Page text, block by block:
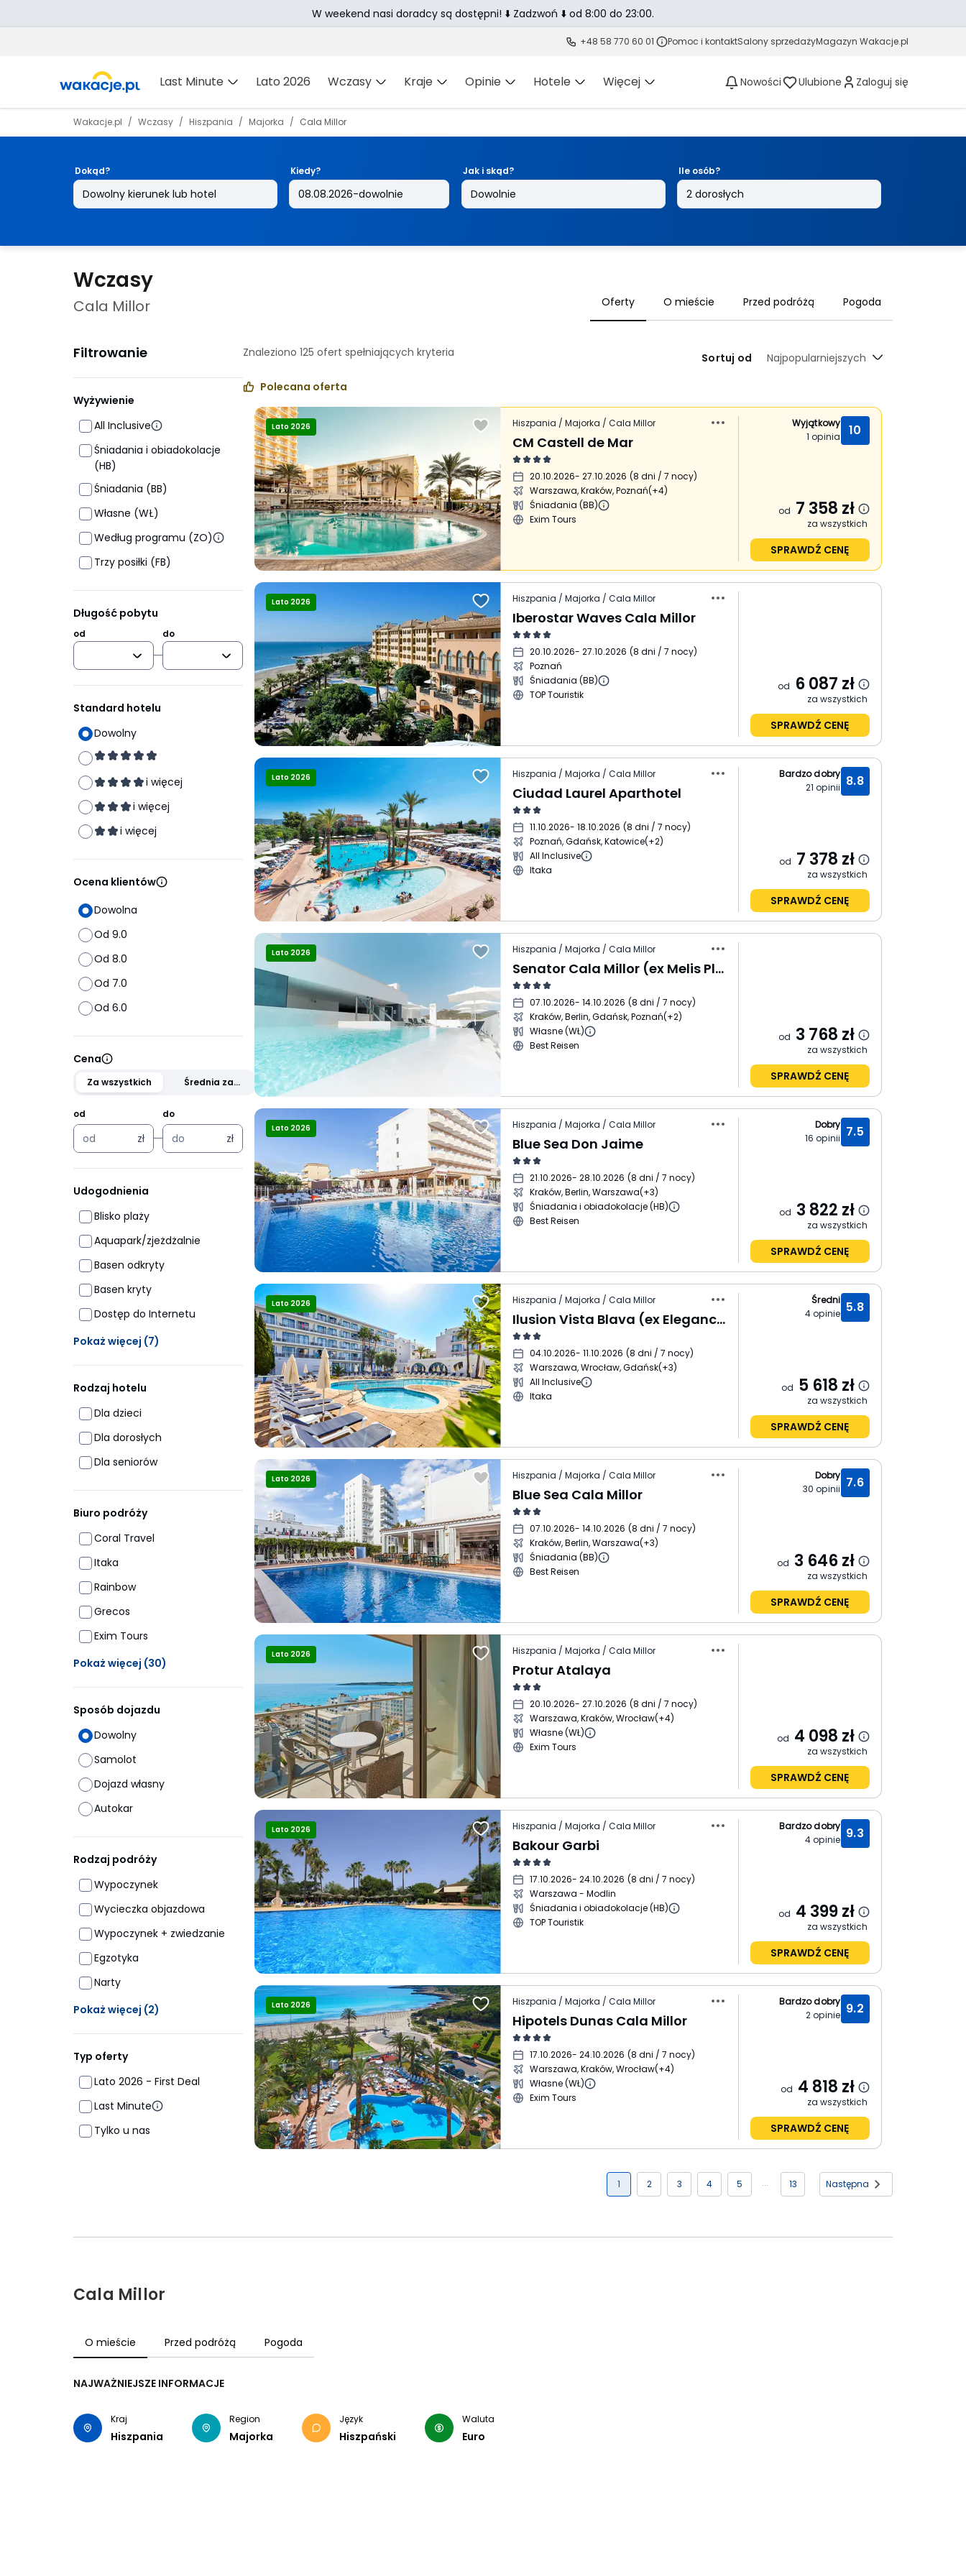
+48 58 770 60 01 Pomoc i kontaktSalony sprzedażyMagazyn Wakacje.pl
Last Minute Lato 2026 Wczasy Kraje Opinie Hotele Więcej Nowości Ulubione Zaloguj się
Wakacje.pl Wczasy Hiszpania Majorka Cala Millor
Dokąd? Kiedy? Jak i skąd? Ile osób?
Wczasy
Cala Millor Oferty O mieście Przed podróżą Pogoda
Filtrowanie
Wyżywienie
All Inclusive
Śniadania i obiadokolacje
(HB)
Śniadania (BB)
Własne (WŁ)
Według programu (ZO)
Trzy posiłki (FB)
Długość pobytu
od do
Standard hotelu
Dowolny
i więcej
i więcej
i więcej
Ocena klientów
Dowolna
Od 9.0
Od 8.0
Od 7.0
Od 6.0
Cena
Za wszystkich
Średnia za
od
zł
do
zł
Udogodnienia
Blisko plaży
Aquapark/zjeżdżalnie
Basen odkryty
Basen kryty
Dostęp do Internetu
Pokaż więcej (7)
Rodzaj hotelu
Dla dzieci
Dla dorosłych
Dla seniorów
Biuro podróży
Coral Travel
Itaka
Rainbow
Grecos
Exim Tours
Pokaż więcej (30)
Sposób dojazdu
Dowolny
Samolot
Dojazd własny
Autokar
Rodzaj podróży
Wypoczynek
Wycieczka objazdowa
Wypoczynek + zwiedzanie
Egzotyka
Narty
Pokaż więcej (2)
Typ oferty
Lato 2026 - First Deal
Last Minute
Tylko u nas
Znaleziono 125 ofert spełniających kryteria Sortuj od
Najpopularniejszych
Polecana oferta
Lato 2026 Hiszpania / Majorka / Cala Millor
CM Castell de Mar
20.10.2026- 27.10.2026 (8 dni / 7 nocy)
Warszawa, Kraków, Poznań(+4)
Śniadania (BB)
Exim Tours
10
Wyjątkowy
1 opinia
od 7 358 zł
za wszystkich
SPRAWDŹ CENĘ
Lato 2026 Hiszpania / Majorka / Cala Millor
Iberostar Waves Cala Millor
20.10.2026- 27.10.2026 (8 dni / 7 nocy)
Poznań
Śniadania (BB)
TOP Touristik
od 6 087 zł
za wszystkich
SPRAWDŹ CENĘ
Lato 2026 Hiszpania / Majorka / Cala Millor
Ciudad Laurel Aparthotel
11.10.2026- 18.10.2026 (8 dni / 7 nocy)
Poznań, Gdańsk, Katowice(+2)
All Inclusive
Itaka
8.8
Bardzo dobry
21 opinii
od 7 378 zł
za wszystkich
SPRAWDŹ CENĘ
Lato 2026 Hiszpania / Majorka / Cala Millor
Senator Cala Millor (ex Melis Playa)
07.10.2026- 14.10.2026 (8 dni / 7 nocy)
Kraków, Berlin, Gdańsk, Poznań(+2)
Własne (WŁ)
Best Reisen
od 3 768 zł
za wszystkich
SPRAWDŹ CENĘ
Lato 2026 Hiszpania / Majorka / Cala Millor
Blue Sea Don Jaime
21.10.2026- 28.10.2026 (8 dni / 7 nocy)
Kraków, Berlin, Warszawa(+3)
Śniadania i obiadokolacje (HB)
Best Reisen
7.5
Dobry
16 opinii
od 3 822 zł
za wszystkich
SPRAWDŹ CENĘ
Lato 2026 Hiszpania / Majorka / Cala Millor
Ilusion Vista Blava (ex Elegance Vista Blava)
04.10.2026- 11.10.2026 (8 dni / 7 nocy)
Warszawa, Wrocław, Gdańsk(+3)
All Inclusive
Itaka
5.8
Średni
4opinie
od 5 618 zł
za wszystkich
SPRAWDŹ CENĘ
Lato 2026 Hiszpania / Majorka / Cala Millor
Blue Sea Cala Millor
07.10.2026- 14.10.2026 (8 dni / 7 nocy)
Kraków, Berlin, Warszawa(+3)
Śniadania (BB)
Best Reisen
7.6
Dobry
30 opinii
od 3 646 zł
za wszystkich
SPRAWDŹ CENĘ
Lato 2026 Hiszpania / Majorka / Cala Millor
Protur Atalaya
20.10.2026- 27.10.2026 (8 dni / 7 nocy)
Warszawa, Kraków, Wrocław(+4)
Własne (WŁ)
Exim Tours
od 4 098 zł
za wszystkich
SPRAWDŹ CENĘ
Lato 2026 Hiszpania / Majorka / Cala Millor
Bakour Garbi
17.10.2026- 24.10.2026 (8 dni / 7 nocy)
Warszawa - Modlin
Śniadania i obiadokolacje (HB)
TOP Touristik
9.3
Bardzo dobry
4opinie
od 4 399 zł
za wszystkich
SPRAWDŹ CENĘ
Lato 2026 Hiszpania / Majorka / Cala Millor
Hipotels Dunas Cala Millor
17.10.2026- 24.10.2026 (8 dni / 7 nocy)
Warszawa, Kraków, Wrocław(+4)
Własne (WŁ)
Exim Tours
9.2
Bardzo dobry
2opinie
od 4 818 zł
za wszystkich
SPRAWDŹ CENĘ
1 2 3 4 5 13 Następna
Cala Millor
O mieście Przed podróżą Pogoda
NAJWAŻNIEJSZE INFORMACJE
Kraj
Hiszpania
Region
Majorka
Język
Hiszpański
Waluta
Euro
W weekend nasi doradcy są dostępni! ⬇️ Zadzwoń ⬇️ od 8:00 do 23:00.